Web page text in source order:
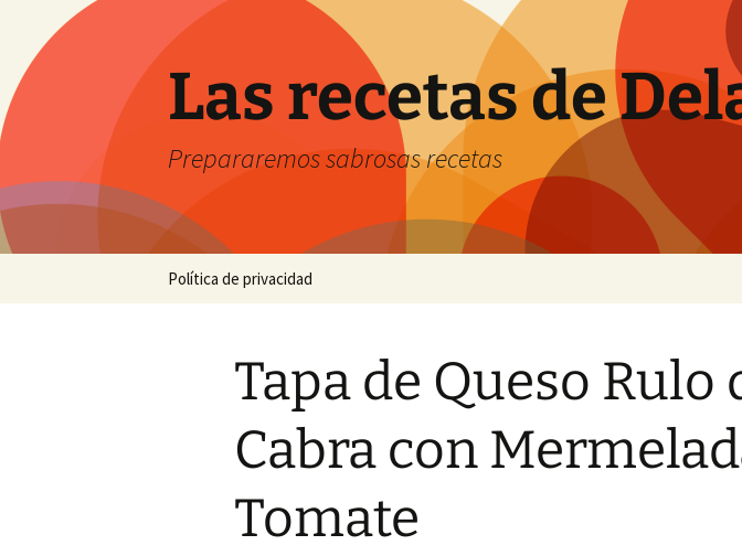
contenido
Las recetas de
Prepararemos sabrosas recetas
Política de privacidad
Tapa de Queso Rulo
Cabra con
Tomate